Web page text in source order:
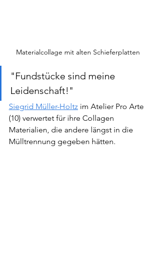
Materialcollage mit alten Schieferplatten
"Fundstücke sind meine
Leidenschaft!"
Siegrid Müller-Holtz im Atelier Pro Arte
(10) verwertet für ihre Collagen
Materialien, die andere längst in die
Mülltrennung gegeben hätten.